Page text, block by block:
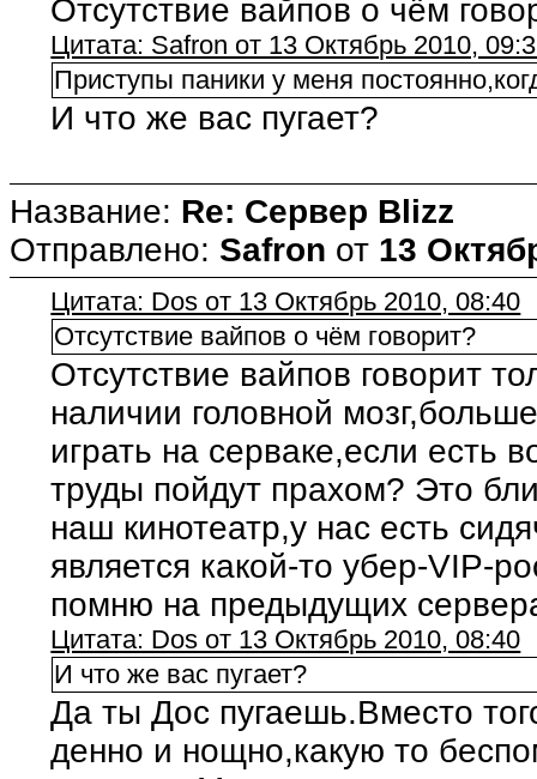
Отсутствие вайпов о чём
Цитата: Safron от 13 Октябрь 2010,
Приступы паники у меня
И что же вас пугает?
Название: Re: Сервер Blizz
Отправлено: Safron от 13
Цитата: Dos от 13 Октябрь 2010, 08:40
Отсутствие вайпов о чём говорит?
Отсутствие вайпов говорит
наличии головной
играть на серваке,если есть
труды пойдут прахом? Это
наш кинотеатр,у нас есть
является какой-то убер-VIP-
помню на предыдущих
Цитата: Dos от 13 Октябрь 2010, 08:40
И что же вас пугает?
Да ты Дос пугаешь.Вместо
денно и нощно,какую то